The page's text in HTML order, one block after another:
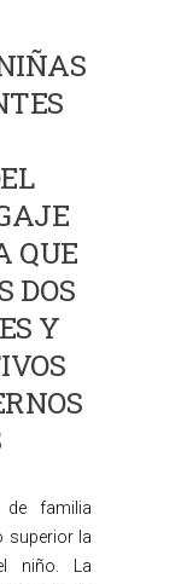
QUE
DOS
Y
de familia
superior la
niño. La